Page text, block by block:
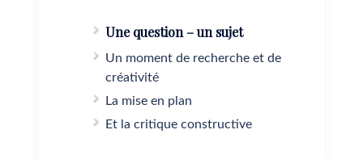
Une question – un sujet
Un moment de recherche et de
créativité
La mise en plan
Et la critique constructive